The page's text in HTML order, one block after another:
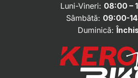
Luni-Vineri: 08:00 –
Sâmbătă: 09:00-
Duminică: